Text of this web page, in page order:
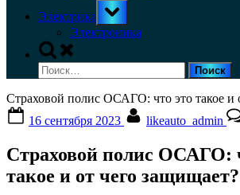
Электрика
Toggle
sub-
menu
Электроника
Toggle
search
form
Найти:
Страховой полис ОСАГО: что это такое и
on
16 сентября 2023 likeauto_admin
Страховой полис ОСАГО:
такое и от чего защищает?